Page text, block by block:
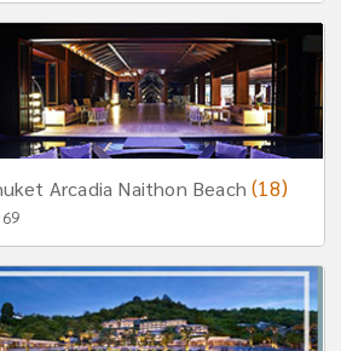
Arcadia Naithon Beach(18)